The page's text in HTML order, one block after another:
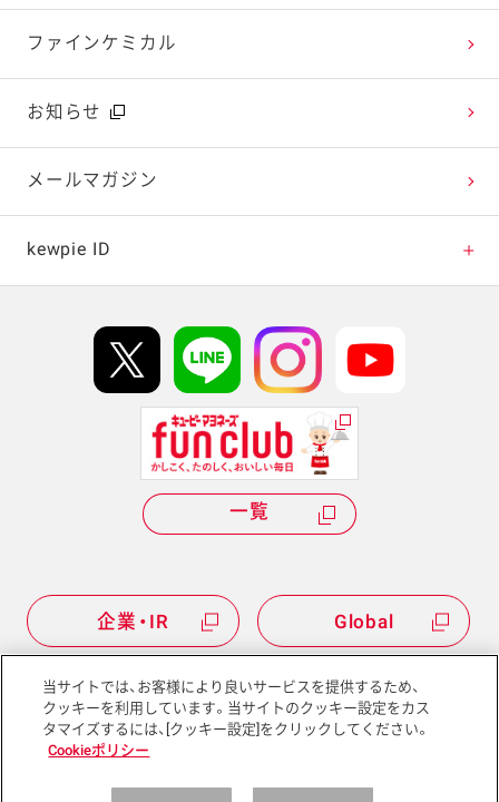
企業・IR Global
今日のレシピギャラリー
おたのしみコンテンツ
広告ギャラリー
テレビ・ラジオ
キャンペーン・イベント
ファインケミカル
お知らせ
メールマガジン
kewpie ID
Hi! kewpieについて
Qummyについて
一覧
サイトマップ サイトポリシー
当サイトでは、お客様により良いサービスを提供するため、
クッキーを利用しています。当サイトのクッキー設定をカス
タマイズするには、[クッキー設定]をクリックしてください。
Cookieポリシー